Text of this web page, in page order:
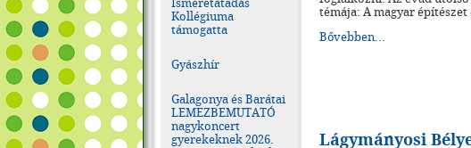
Ismeretátadás
Kollégiuma
támogatta
Gyászhír
Galagonya és Barátai
LEMEZBEMUTATÓ
nagykoncert
gyerekeknek 2026.
témája: A magyar
Bővebben...
Lágymányosi